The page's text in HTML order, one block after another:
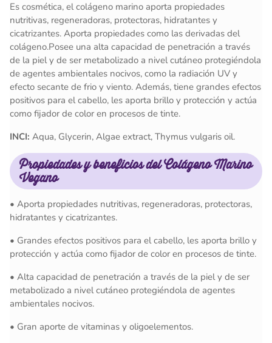
Es cosmética, el colágeno marino aporta propiedades
nutritivas, regeneradoras, protectoras, hidratantes y
cicatrizantes. Aporta propiedades como las derivadas del
colágeno.Posee una alta capacidad de penetración a través
de la piel y de ser metabolizado a nivel cutáneo protegiéndola
de agentes ambientales nocivos, como la radiación UV y
efecto secante de frio y viento. Además, tiene grandes efectos
positivos para el cabello, les aporta brillo y protección y actúa
como fijador de color en procesos de tinte.
INCI: Aqua, Glycerin, Algae extract, Thymus vulgaris oil.
Propiedades y beneficios delColágeno Marino
Vegano
• Aporta propiedades nutritivas, regeneradoras, protectoras,
hidratantes y cicatrizantes.
• Grandes efectos positivos para el cabello, les aporta brillo y
protección y actúa como fijador de color en procesos de tinte.
• Alta capacidad de penetración a través de la piel y de ser
metabolizado a nivel cutáneo protegiéndola de agentes
ambientales nocivos.
• Gran aporte de vitaminas y oligoelementos.